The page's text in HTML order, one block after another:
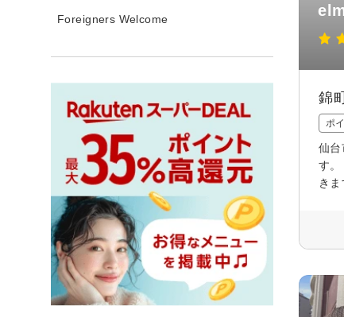
錦
ポ
仙台
す。
きま
Foreigners Welcome